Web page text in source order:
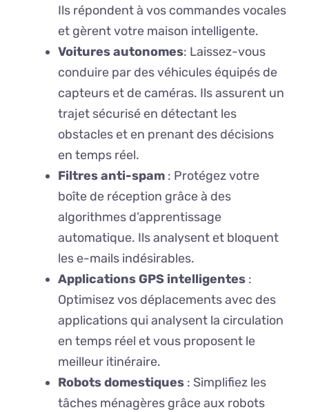
Ils répondent à vos commandes vocales
et gèrent votre maison intelligente.
Voitures autonomes: Laissez-vous
conduire par des véhicules équipés de
capteurs et de caméras. Ils assurent un
trajet sécurisé en détectant les
obstacles et en prenant des décisions
en temps réel.
Filtres anti-spam : Protégez votre
boîte de réception grâce à des
algorithmes d’apprentissage
automatique. Ils analysent et bloquent
les e-mails indésirables.
Applications GPS intelligentes :
Optimisez vos déplacements avec des
applications qui analysent la circulation
en temps réel et vous proposent le
meilleur itinéraire.
Robots domestiques : Simplifiez les
tâches ménagères grâce aux robots